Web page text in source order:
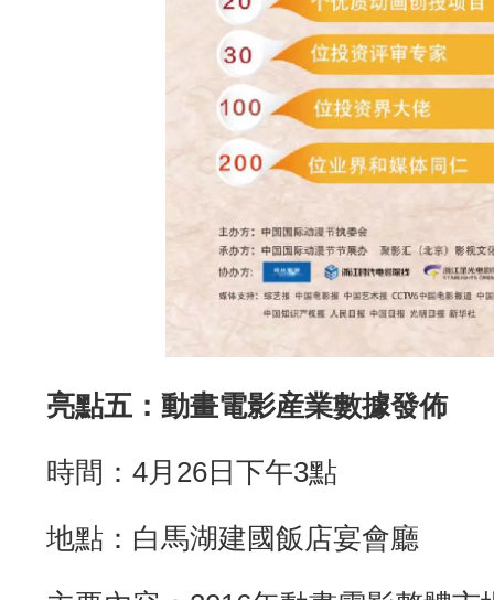
亮點五：動畫電影産業數據發佈
時間：4月26日下午3點
地點：白馬湖建國飯店宴會廳